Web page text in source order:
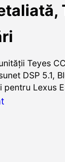
Teyes
DSP 5.1,
Lexus